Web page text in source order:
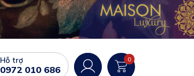
Hỗ trợ
0972 010 686
0